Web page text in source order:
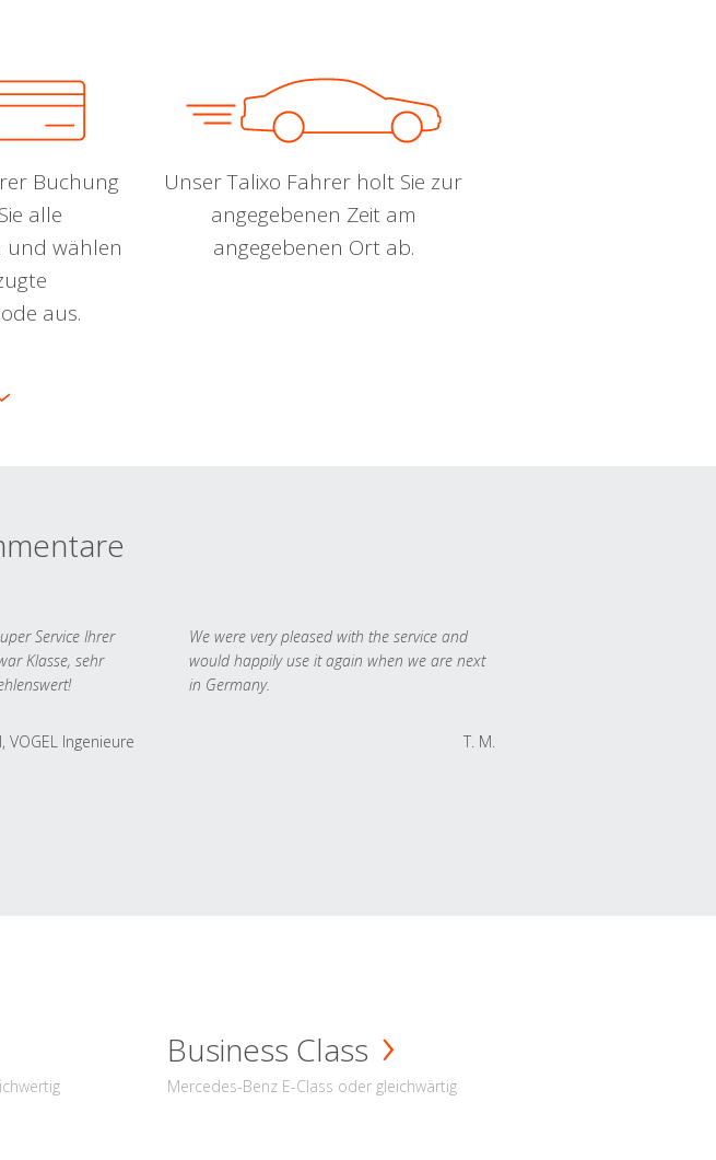
Buchung
alle
und wählen
aus.
Unser Talixo Fahrer holt Sie zur
angegebenen Zeit am
angegebenen Ort ab.
Service Ihrer
Klasse, sehr
VOGEL Ingenieure
We were very pleased with the service and
would happily use it again when we are next
in Germany.
T. M.
Business Class
Mercedes-Benz E-Class oder gleichwärtig